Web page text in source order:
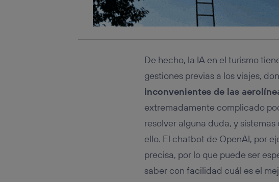
De hecho, la IA en el turismo
gestiones previas a los viajes,
inconvenientes de las
extremadamente complicado
resolver alguna duda, y
ello. El chatbot de OpenAI, por
precisa, por lo que puede ser
saber con facilidad cuál es el